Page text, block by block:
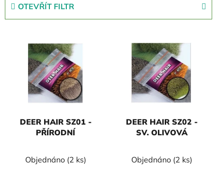
OTEVŘÍT FILTR
DEER HAIR SZ01 -
PŘÍRODNÍ
Objednáno (2 ks)
DEER HAIR SZ02 -
SV. OLIVOVÁ
Objednáno (2 ks)